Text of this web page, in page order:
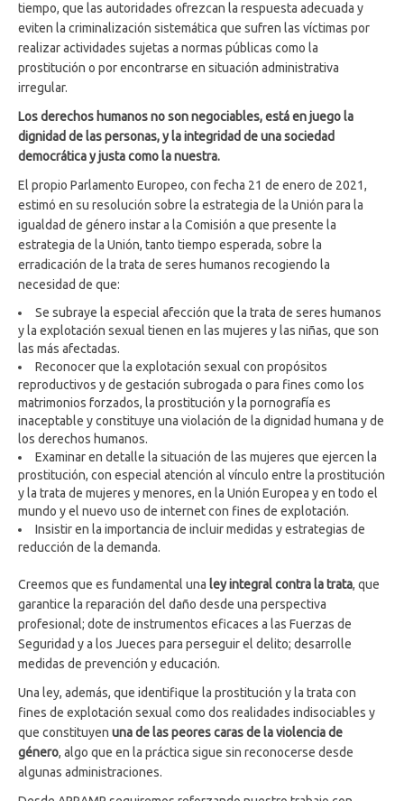
tiempo, que las autoridades ofrezcan la respuesta adecuada y
eviten la criminalización sistemática que sufren las víctimas por
realizar actividades sujetas a normas públicas como la
prostitución o por encontrarse en situación administrativa
irregular.
Los derechos humanos no son negociables, está en juego la
dignidad de las personas,y la integridad de una sociedad
democrática y justa como la nuestra.
El propio Parlamento Europeo, con fecha 21 de enero de 2021,
estimó en su resolución sobre la estrategia de la Unión para la
igualdad de género instar a la Comisión a que presente la
estrategia de la Unión, tanto tiempo esperada, sobre la
erradicación de la trata de seres humanos recogiendo la
necesidad de que:
Se subraye la especial afección que la trata de seres humanos
y la explotación sexual tienen en las mujeres y las niñas, que son
las más afectadas.
Reconocer que la explotación sexual con propósitos
reproductivos y de gestación subrogada o para fines como los
matrimonios forzados, la prostitución y la pornografía es
inaceptable y constituye una violación de la dignidad humana y de
los derechos humanos.
Examinar en detalle la situación de las mujeres que ejercen la
prostitución, con especial atención al vínculo entre la prostitución
y la trata de mujeres y menores, en la Unión Europea y en todo el
mundo y el nuevo uso de internet con fines de explotación.
Insistir en la importancia de incluir medidas y estrategias de
reducción de la demanda.
Creemos que es fundamental una ley integral contra la trata, que
garantice la reparación del daño desde una perspectiva
profesional; dote de instrumentos eficaces a las Fuerzas de
Seguridad y a los Jueces para perseguir el delito; desarrolle
medidas de prevención y educación.
Una ley, además, que identifique la prostitución y la trata con
fines de explotación sexual como dos realidades indisociables y
que constituyen una de las peores caras de laviolencia de
género, algo que en la práctica sigue sin reconocerse desde
algunas administraciones.